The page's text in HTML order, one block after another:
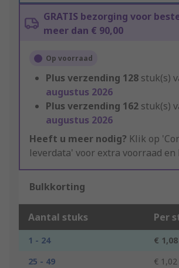
GRATIS bezorging voor
meer dan € 90,00
Op voorraad
Plus verzending 128 stuk(s)
augustus 2026
Plus verzending 162 stuk(s)
augustus 2026
Heeft u meer nodig? Klik op
leverdata' voor extra voorraad
Bulkkorting
Aantal stuks Per
1 - 24
€ 1,08
25 - 49
€ 1,02